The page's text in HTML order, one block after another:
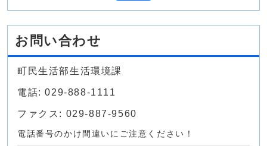
お問い合わせ
町民生活部生活環境課
電話: 029-888-1111
ファクス: 029-887-9560
電話番号のかけ間違いにご注意ください！